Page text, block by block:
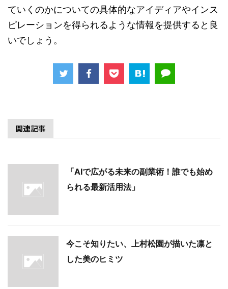
ていくのかについての具体的なアイディアやインス
ピレーションを得られるような情報を提供すると良
いでしょう。
関連記事
「AIで広がる未来の副業術！誰でも始め
られる最新活用法」
今こそ知りたい、上村松園が描いた凛と
した美のヒミツ